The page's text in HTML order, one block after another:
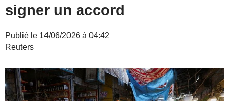
signer un accord
Publié le 14/06/2026 à 04:42
Reuters